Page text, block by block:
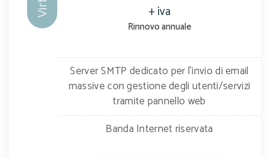
+ iva
Rinnovo annuale
Server SMTP dedicato per l'invio di email
massive con gestione degli utenti/servizi
tramite pannello web
Banda Internet riservata